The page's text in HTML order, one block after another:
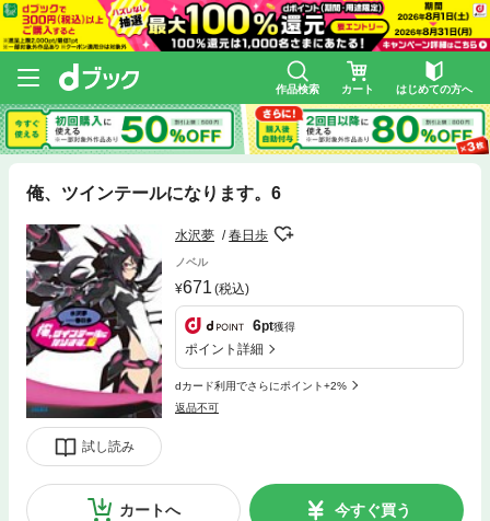
作品検索 カート はじめての方へ
俺、ツインテールになります。6
試し読み
水沢夢 春日歩
ノベル
671 (税込)
6pt獲得
ポイント詳細
dカード利用でさらにポイント+2%
返品不可
カートへ 今すぐ買う